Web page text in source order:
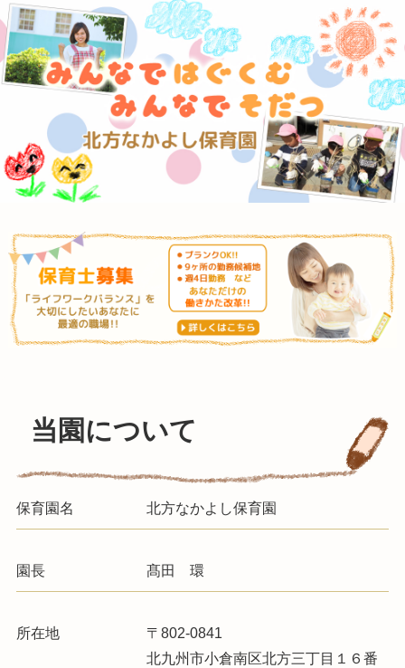
当園について
保育園名 北方なかよし保育園
園長 髙田 環
所在地
〒802-0841
北九州市小倉南区北方三丁目１６番